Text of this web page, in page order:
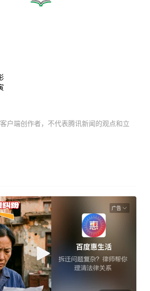
户端创作者，不代表腾讯新闻的观点和立
广告